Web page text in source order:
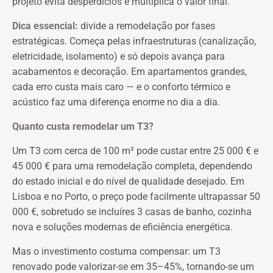
Dica essencial: divide a remodelação por fases
estratégicas. Começa pelas infraestruturas (canalização,
eletricidade, isolamento) e só depois avança para
acabamentos e decoração. Em apartamentos grandes,
cada erro custa mais caro — e o conforto térmico e
acústico faz uma diferença enorme no dia a dia.
Quanto custa remodelar um T3?
Um T3 com cerca de 100 m² pode custar entre 25 000 € e
45 000 € para uma remodelação completa, dependendo
do estado inicial e do nível de qualidade desejado. Em
Lisboa e no Porto, o preço pode facilmente ultrapassar 50
000 €, sobretudo se incluíres 3 casas de banho, cozinha
nova e soluções modernas de eficiência energética.
Mas o investimento costuma compensar: um T3
renovado pode valorizar-se em 35–45%, tornando-se um